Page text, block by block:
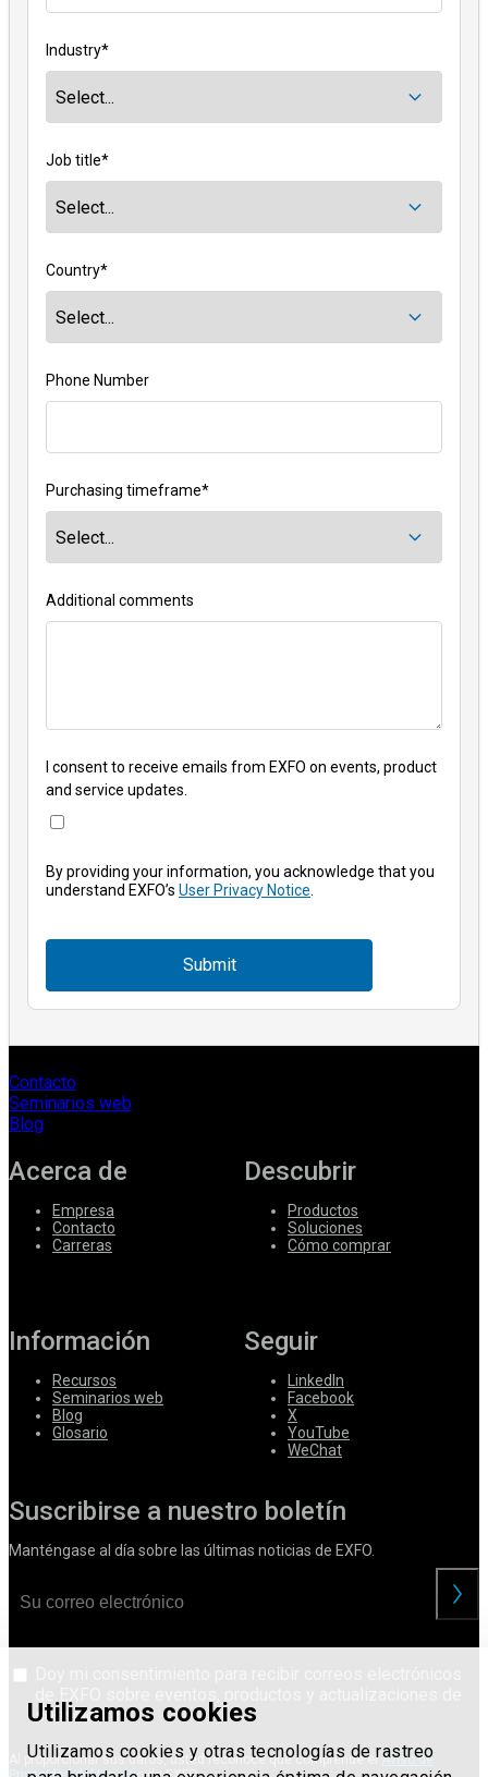
Utilizamos cookies
Utilizamos cookies y otras tecnologías de rastreo
*
Industry
*
Job title
*
Country
Phone Number
*
Purchasing timeframe
Additional comments
I consent to receive emails from EXFO on events, product
and service updates.
By providing your information, you acknowledge that you
understand EXFO’s User Privacy Notice.
Submit
Contacto
Seminarios web
Blog
Acerca de
Empresa
Contacto
Carreras
Descubrir
Productos
Soluciones
Cómo comprar
Información
Recursos
Seminarios web
Blog
Glosario
Seguir
LinkedIn
Facebook
X
YouTube
WeChat
Suscribirse a nuestro boletín
Manténgase al día sobre las últimas noticias de EXFO.
servicios.
Al proporcionar sus datos, usted reconoce que comprende el Aviso de